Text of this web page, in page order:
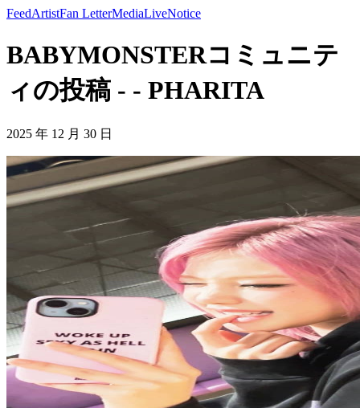
FeedArtistFan LetterMediaLiveNotice
BABYMONSTERコミュニテ
ィの投稿 - - PHARITA
2025 年 12 月 30 日